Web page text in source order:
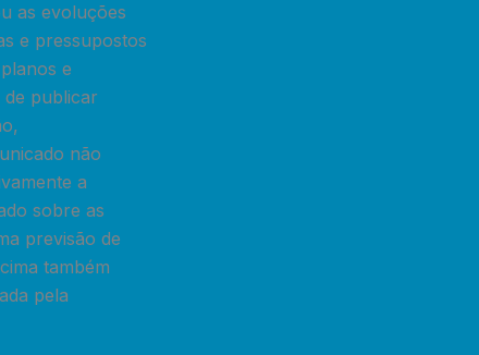
as evoluções
e pressupostos
e
de publicar
não
a
sobre as
previsão de
também
pela